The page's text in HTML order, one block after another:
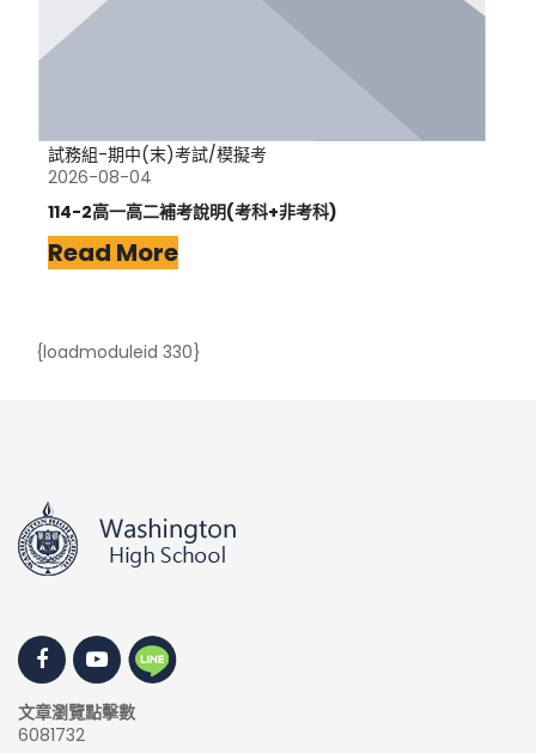
試務組-期中(末)考試/模擬考
2026-08-04
114-2高一高二補考說明(考科+非考科)
Read More
{loadmoduleid 330}
文章瀏覽點擊數
6081732